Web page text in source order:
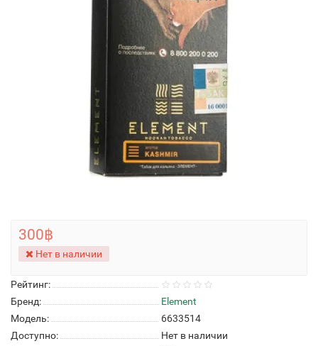
Рейтинг:
Бренд:
Element
Модель:
6633514
Доступно:
Нет в наличии
300฿
Нет в наличии